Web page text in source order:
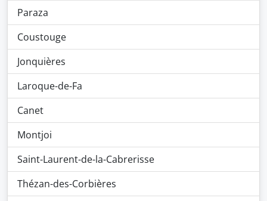
Paraza
Coustouge
Jonquières
Laroque-de-Fa
Canet
Montjoi
Saint-Laurent-de-la-Cabrerisse
Thézan-des-Corbières